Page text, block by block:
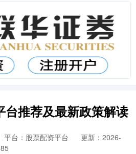
台推荐及最新政策解读
平台：股票配资平台
更新：2026-